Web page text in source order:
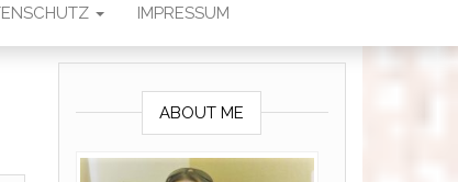
IMPRESSUM
ABOUT ME